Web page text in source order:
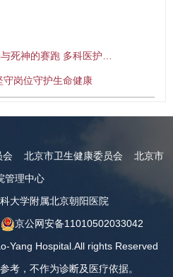
死神的赛跑 多科医护…
守岗位守护生命健康
会 北京市卫生健康委员会
北京市
管理中心
大学附属北京朝阳医院
京公网安备11010502033042
Yang Hospital.All rights Reserved
考，不作为诊断及医疗依据。